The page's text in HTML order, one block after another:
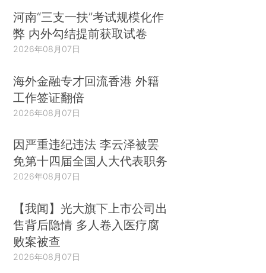
河南“三支一扶”考试规模化作
弊 内外勾结提前获取试卷
2026年08月07日
海外金融专才回流香港 外籍
工作签证翻倍
2026年08月07日
因严重违纪违法 李云泽被罢
免第十四届全国人大代表职务
2026年08月07日
【我闻】光大旗下上市公司出
售背后隐情 多人卷入医疗腐
败案被查
2026年08月07日